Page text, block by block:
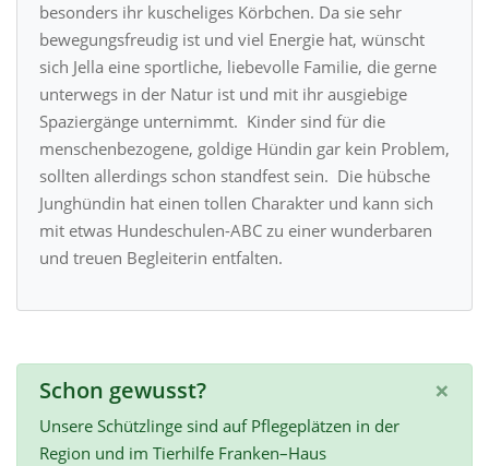
besonders ihr kuscheliges Körbchen. Da sie sehr
bewegungsfreudig ist und viel Energie hat, wünscht
sich Jella eine sportliche, liebevolle Familie, die gerne
unterwegs in der Natur ist und mit ihr ausgiebige
Spaziergänge unternimmt. Kinder sind für die
menschenbezogene, goldige Hündin gar kein Problem,
sollten allerdings schon standfest sein. Die hübsche
Junghündin hat einen tollen Charakter und kann sich
mit etwas Hundeschulen-ABC zu einer wunderbaren
und treuen Begleiterin entfalten.
×
Schon gewusst?
Unsere Schützlinge sind auf Pflegeplätzen in der
Region und im Tierhilfe Franken–Haus